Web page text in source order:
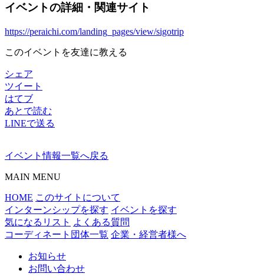
イベントの詳細・関連サイト
https://peraichi.com/landing_pages/view/sigotrip
このイベントを友達に教える
シェア
ツイート
はてブ
あとで読む
LINEで送る
イベント情報一覧へ戻る
MAIN MENU
HOME このサイトについて
インターンシップを探す イベントを探す
気になるリスト よくある質問
コーディネート団体一覧 企業・経営者様へ
お知らせ
お問い合わせ